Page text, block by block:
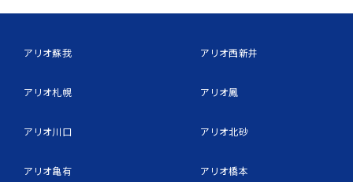
アリオ蘇我
アリオ札幌
アリオ川口
アリオ亀有
アリオ西新井
アリオ鳳
アリオ北砂
アリオ橋本